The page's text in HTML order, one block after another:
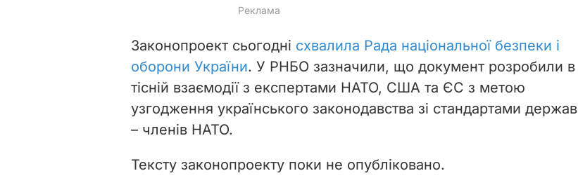
Законопроект сьогодні схвалила Рада національної безпеки і
оборони України. У РНБО зазначили, що документ розробили в
тісній взаємодії з експертами НАТО, США та ЄС з метою
узгодження українського законодавства зі стандартами держав
– членів НАТО.
Тексту законопроекту поки не опубліковано.